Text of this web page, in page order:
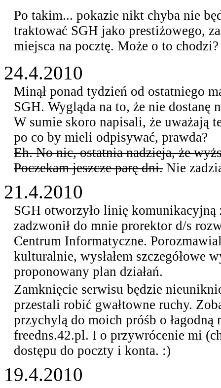
Po takim... pokazie nikt chyba nie
traktować SGH jako prestiżowego,
miejsca na pocztę. Może o to chodzi?
24.4.2010
Minął ponad tydzień od ostatniego
SGH. Wygląda na to, że nie dostanę
W sumie skoro napisali, że uważają
po co by mieli odpisywać, prawda?
Eh. No nic, ostatnia nadzieja, że
Poczekam jeszcze parę dni. Nie
21.4.2010
SGH otworzyło linię komunikacyjną
zadzwonił do mnie prorektor d/s
Centrum Informatyczne.
kulturalnie, wysłałem szczegółowe
proponowany plan działań.
Zamknięcie serwisu będzie
przestali robić gwałtowne ruchy.
przychylą do moich próśb o łagodną
freedns.42.pl. I o przywrócenie mi
dostępu do poczty i konta. :)
19.4.2010